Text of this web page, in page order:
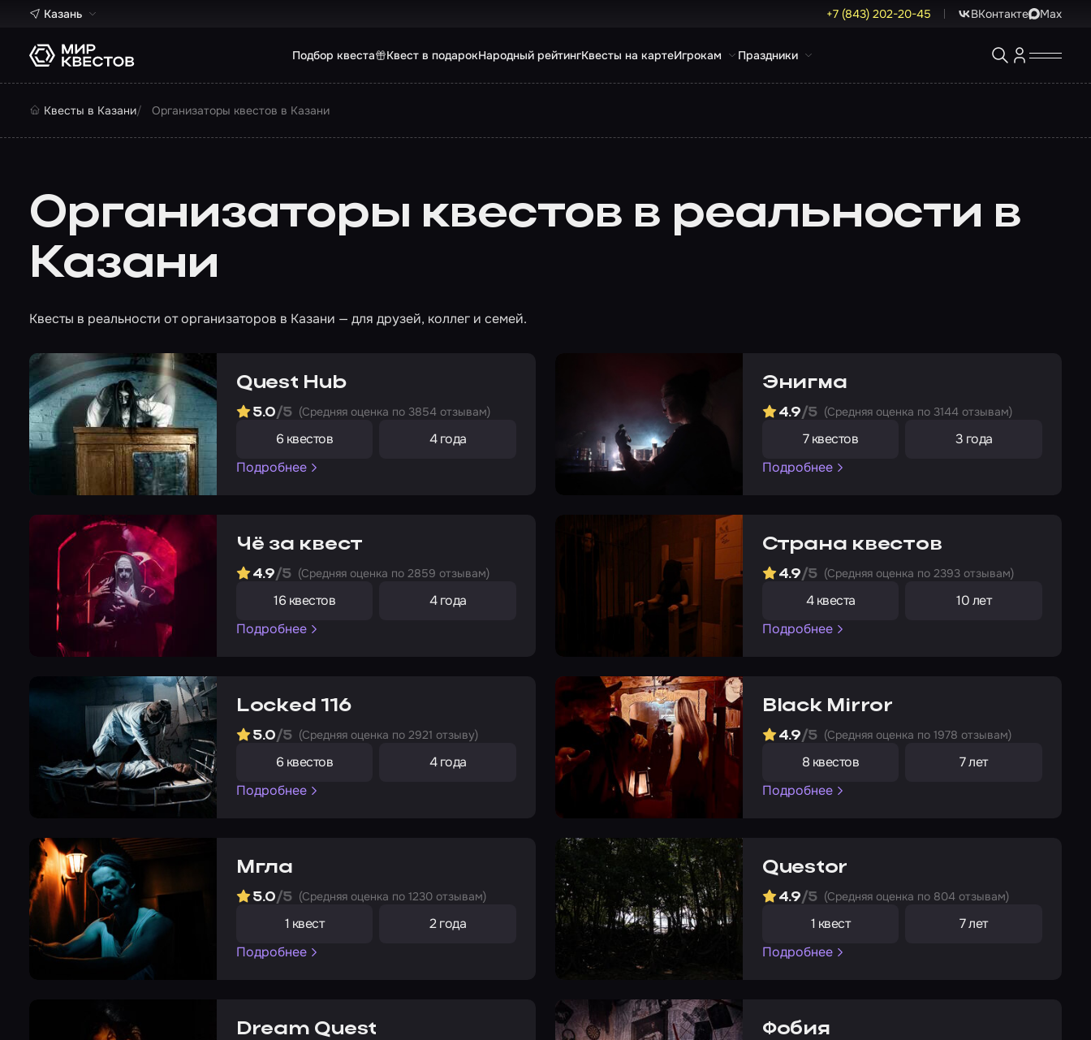
Казань +7 (843) 202-20-45 ВКонтакте Max
Подбор квеста Квест в подарокНародный рейтингКвесты на картеИгрокам Праздники
Квесты в Казани Организаторы квестов в Казани
Организаторы квестов в реальности в
Казани
Квесты в реальности от организаторов в Казани — для друзей, коллег и семей.
Quest Hub
5.0/5 (Cредняя оценка по 3854 отзывам)
6 квестов
4 года
Подробнее
Энигма
4.9/5 (Cредняя оценка по 3144 отзывам)
7 квестов
3 года
Подробнее
Чё за квест
4.9/5 (Cредняя оценка по 2859 отзывам)
16 квестов
4 года
Подробнее
Страна квестов
4.9/5 (Cредняя оценка по 2393 отзывам)
4 квеста
10 лет
Подробнее
Locked 116
5.0/5 (Cредняя оценка по 2921 отзыву)
6 квестов
4 года
Подробнее
Black Mirror
4.9/5 (Cредняя оценка по 1978 отзывам)
8 квестов
7 лет
Подробнее
Мгла
5.0/5 (Cредняя оценка по 1230 отзывам)
1 квест
2 года
Подробнее
Questor
4.9/5 (Cредняя оценка по 804 отзывам)
1 квест
7 лет
Подробнее
Dream Quest Фобия